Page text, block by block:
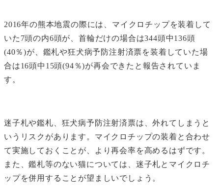
2016年の熊本地震の際には、マイクロチップを装着して
いた7頭の内6頭が、首輪だけの場合は344頭中136頭
(40％)が、鑑札や狂犬病予防注射済票を装着していた場
合は16頭中15頭(94％)が再会できたと報告されていま
す。
迷子札や鑑札、狂犬病予防注射済票は、外れてしまうと
いうリスクがあります。マイクロチップの装着と合わせ
て実施しておくことが、より再会率を高めるはずです。
また、鑑札等のない猫については、迷子札とマイクロチ
ップを併用することが望ましいでしょう。